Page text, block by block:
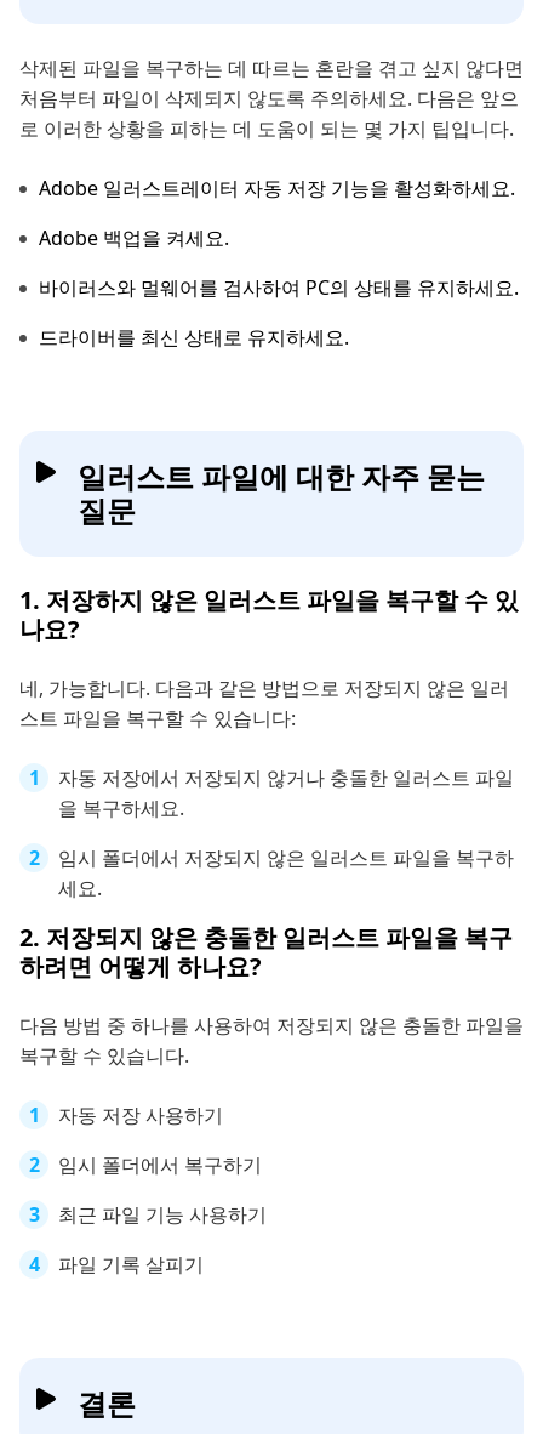
삭제된 파일을 복구하는 데 따르는 혼란을 겪고 싶지 않다면
처음부터 파일이 삭제되지 않도록 주의하세요. 다음은 앞으
로 이러한 상황을 피하는 데 도움이 되는 몇 가지 팁입니다.
Adobe 일러스트레이터 자동 저장 기능을 활성화하세요.
Adobe 백업을 켜세요.
바이러스와 멀웨어를 검사하여 PC의 상태를 유지하세요.
드라이버를 최신 상태로 유지하세요.
일러스트 파일에 대한 자주 묻는
질문
1. 저장하지 않은 일러스트 파일을 복구할 수 있
나요?
네, 가능합니다. 다음과 같은 방법으로 저장되지 않은 일러
스트 파일을 복구할 수 있습니다:
자동 저장에서 저장되지 않거나 충돌한 일러스트 파일
을 복구하세요.
임시 폴더에서 저장되지 않은 일러스트 파일을 복구하
세요.
2. 저장되지 않은 충돌한 일러스트 파일을 복구
하려면 어떻게 하나요?
다음 방법 중 하나를 사용하여 저장되지 않은 충돌한 파일을
복구할 수 있습니다.
자동 저장 사용하기
임시 폴더에서 복구하기
최근 파일 기능 사용하기
파일 기록 살피기
결론